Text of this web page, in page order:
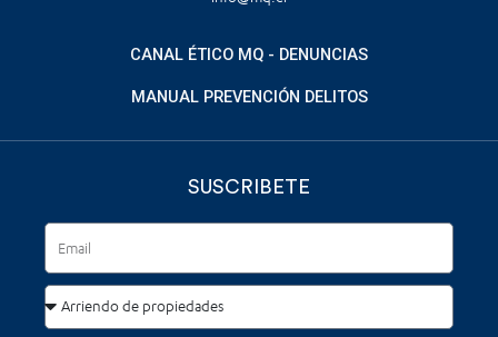
CANAL ÉTICO MQ - DENUNCIAS
MANUAL PREVENCIÓN DELITOS
SUSCRIBETE